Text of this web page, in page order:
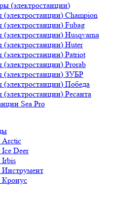
(электростанции)
(электростанции) Champion
(электростанции) Fubag
(электростанции) Husqvarna
(электростанции) Huter
(электростанции) Patriot
(электростанции) Prorab
(электростанции) ЗУБР
(электростанции) Победа
(электростанции) Ресанта
Sea Pro
Arctic
Deer
Irbis
Кронус